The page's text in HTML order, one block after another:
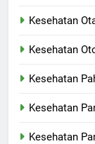
Kesehatan
Kesehatan
Kesehatan
Kesehatan
Kesehatan